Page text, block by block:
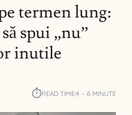
termen lung:
spui „nu”
inutile
⏱︎READ TIME:4 – 6 MINUTE